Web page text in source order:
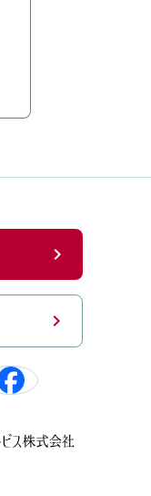
chevron_right
chevron_right